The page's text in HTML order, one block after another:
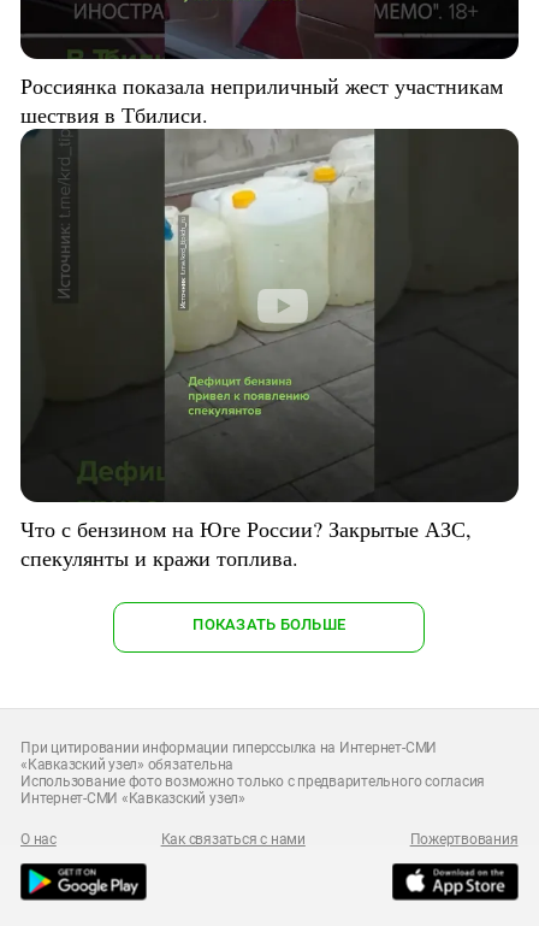
Россиянка показала неприличный жест участникам
шествия в Тбилиси.
Что с бензином на Юге России? Закрытые АЗС,
спекулянты и кражи топлива.
ПОКАЗАТЬ БОЛЬШЕ
При цитировании информации гиперссылка на Интернет-СМИ
«Кавказский узел» обязательна
Использование фото возможно только с предварительного согласия
Интернет-СМИ «Кавказский узел»
О нас Как связаться с нами Пожертвования